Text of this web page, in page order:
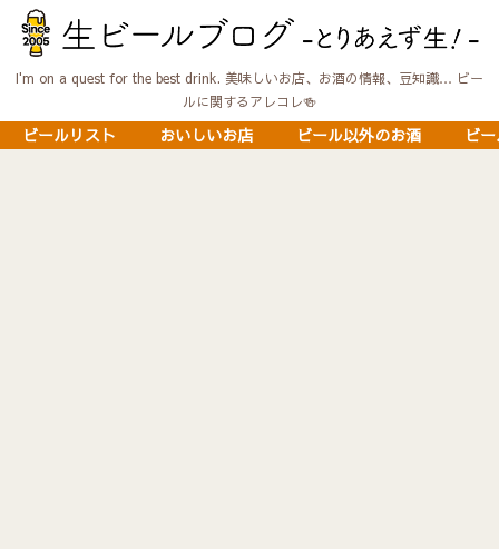
I'm on a quest for the best drink. 美味しいお店、お酒の情報、豆知識… ビー
ルに関するアレコレ🍻
ビールリスト おいしいお店 ビール以外のお酒 ビ